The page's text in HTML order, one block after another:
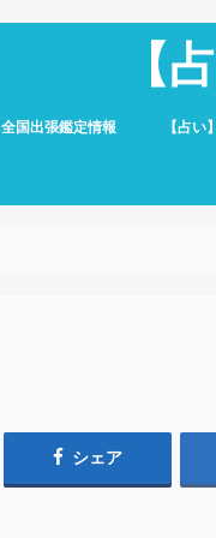
【
全国出張鑑定情報 【占
シェア